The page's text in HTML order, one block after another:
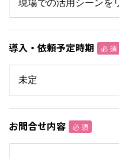
導入・依頼予定時期 必 須
お問合せ内容 必 須